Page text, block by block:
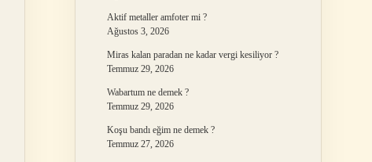
Aktif metaller amfoter mi ?
Ağustos 3, 2026
Miras kalan paradan ne kadar vergi kesiliyor ?
Temmuz 29, 2026
Wabartum ne demek ?
Temmuz 29, 2026
Koşu bandı eğim ne demek ?
Temmuz 27, 2026